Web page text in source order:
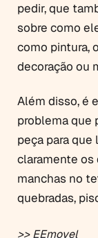
pedir, que
sobre como
como pintura,
decoração ou
Além disso, é
problema que
peça para
claramente os
manchas no
quebradas,
>> EEmovel